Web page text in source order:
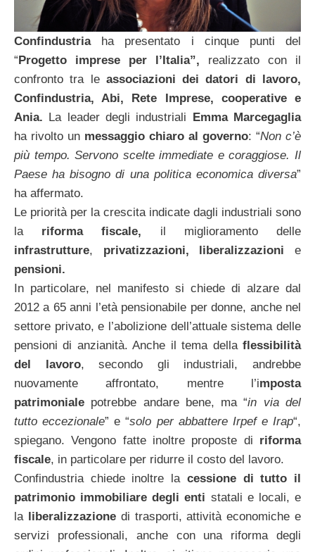
Confindustriaha presentato i cinque punti del
“Progetto imprese per l’Italia”, realizzato con il
confronto tra le associazioni dei datori di lavoro,
Confindustria, Abi, Rete Imprese, cooperative e
Ania. La leader degli industriali Emma Marcegaglia
ha rivolto un messaggio chiaro al governo: “Non c’è
più tempo. Servono scelte immediate e coraggiose. Il
Paese ha bisogno di una politica economica diversa”
ha affermato.
Le priorità per la crescita indicate dagli industriali sono
la riforma fiscale, il miglioramento delle
infrastrutture, privatizzazioni, liberalizzazioni e
pensioni.
In particolare, nel manifesto si chiede di alzare dal
2012 a 65 anni l’età pensionabile per donne, anche nel
settore privato, e l’abolizione dell’attuale sistema delle
pensioni di anzianità. Anche il tema della flessibilità
del lavoro, secondo gli industriali, andrebbe
nuovamente affrontato, mentre l’imposta
patrimoniale potrebbe andare bene, ma “in via del
tutto eccezionale” e “solo per abbattere Irpef e Irap“,
spiegano. Vengono fatte inoltre proposte di riforma
fiscale, in particolare per ridurre il costo del lavoro.
Confindustria chiede inoltre la cessione di tutto il
patrimonio immobiliare degli enti statali e locali, e
la liberalizzazionedi trasporti, attività economiche e
servizi professionali, anche con una riforma degli